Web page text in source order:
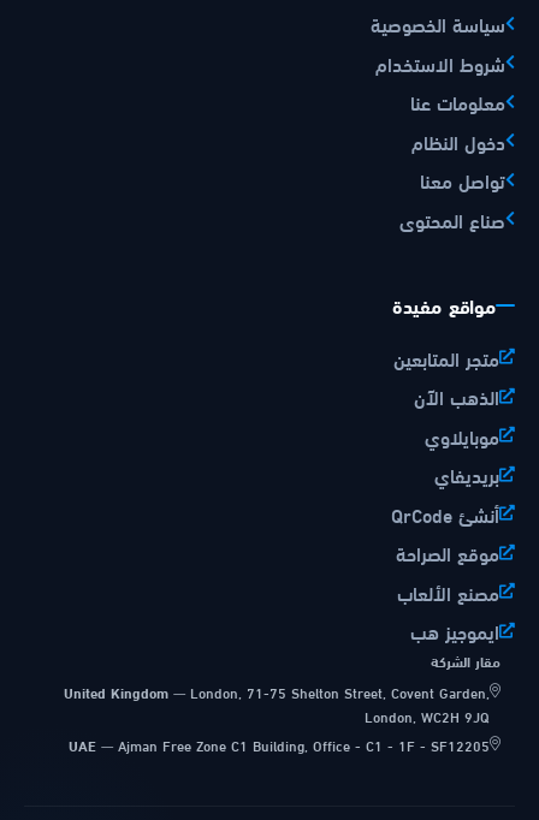
سياسة الخصوصية
شروط الاستخدام
معلومات عنا
دخول النظام
تواصل معنا
صناع المحتوى
مواقع مفيدة
متجر المتابعين
الذهب الآن
موبايلاوي
بريديفاي
أنشئ QrCode
موقع الصراحة
مصنع الألعاب
ايموجيز هب
مقار الشركة
United Kingdom — London, 71-75 Shelton Street, Covent Garden,
London, WC2H 9JQ
UAE — Ajman Free Zone C1 Building, Office - C1 - 1F - SF12205